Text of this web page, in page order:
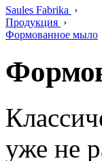
Saules Fabrika ›
Продукция ›
Формованное мыло
уже не